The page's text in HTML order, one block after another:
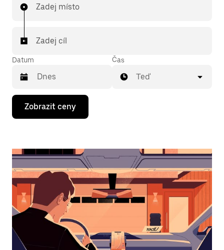
Zadej místo
Zadej cíl
Datum
Stisknutím
klávesy
se
kalendář
vybrat
datum.
Stisknutím
klávesy
Esc
zavřeš
kalendář.
Čas
Teď
Zobrazit ceny